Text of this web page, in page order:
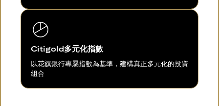
Citigold多元化指數
以花旗銀行專屬指數為基準，建構真正多元化的投資
組合